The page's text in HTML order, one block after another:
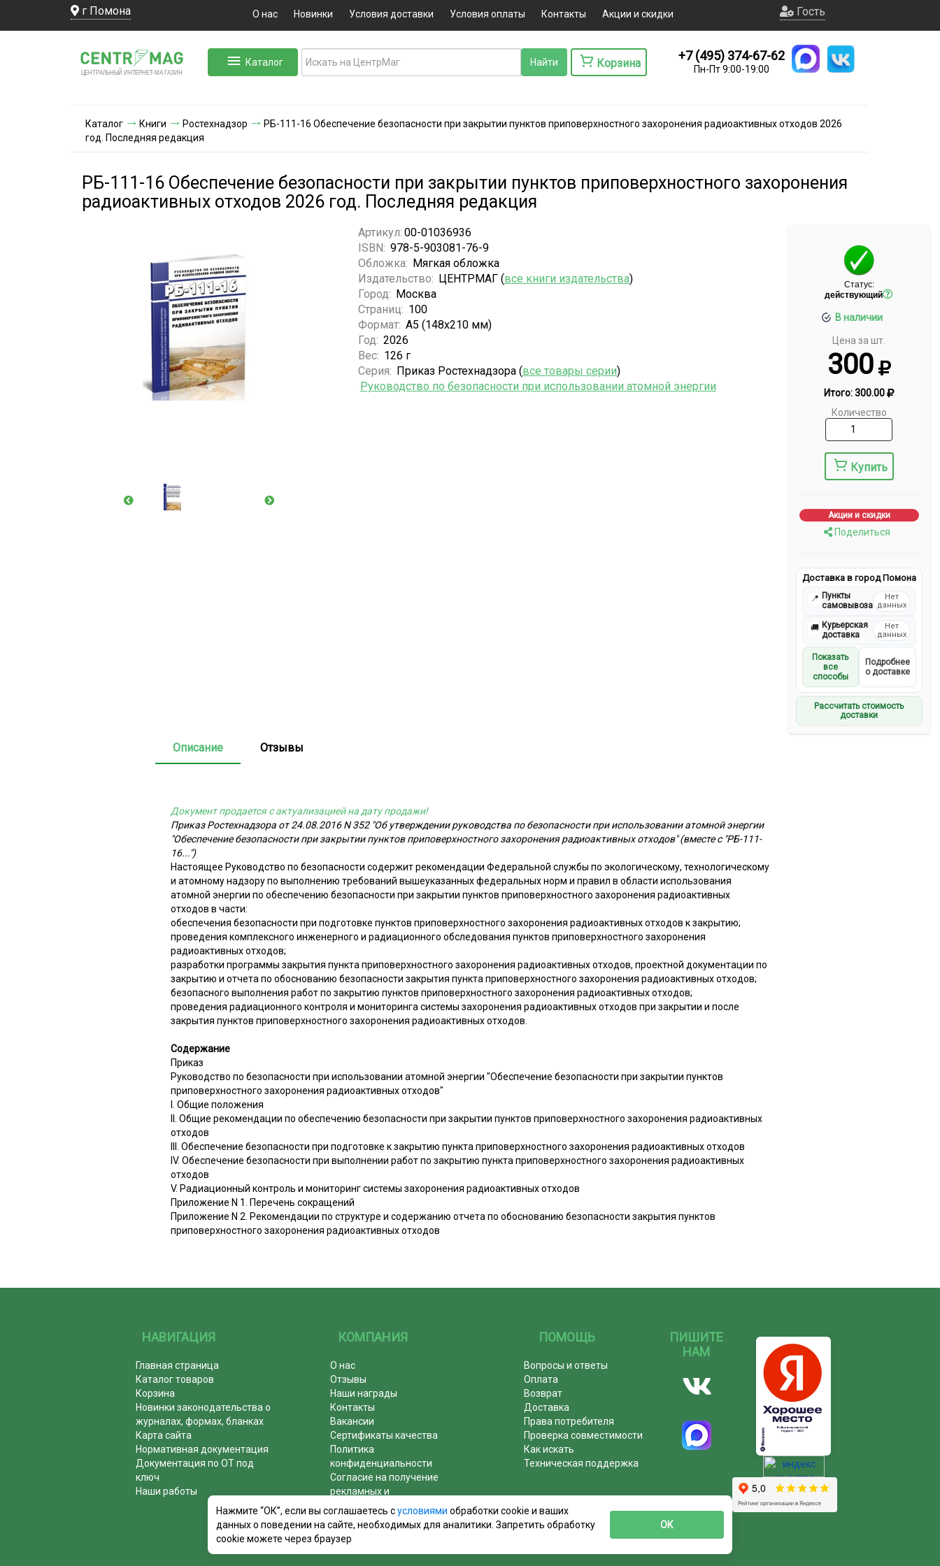
г Помона О нас Новинки Условия доставки Условия оплаты Контакты Акции и скидки Гость
ЦЕНТРАЛЬНЫЙ ИНТЕРНЕТ-МА ГАЗИН
Каталог Корзина
+7 (495) 374-67-62
Пн-Пт 9:00-19:00
Каталог Книги Ростехнадзор
РБ-111-16 Обеспечение безопасности при закрытии пунктов приповерхностного захоронения радиоактивных отходов 2026
год. Последняя редакция
РБ-111-16 Обеспечение безопасности при закрытии пунктов приповерхностного захоронения
радиоактивных отходов 2026 год. Последняя редакция
Статус:
действующий
В наличии
Цена за шт.
300
Итого:300.00
Количество
Купить
Акции и скидки
Поделиться
Доставка в город Помона
📍 Пункты
самовывоза
Нет
данных
🚚 Курьерская
доставка
Нет
данных
Показать
все
способы
Подробнее
о доставке
Рассчитать стоимость
доставки
Артикул: 00-01036936
ISBN: 978-5-903081-76-9
Обложка: Мягкая обложка
Издательство: ЦЕНТРМАГ (все книги издательства)
Город: Москва
Страниц: 100
Формат: А5 (148x210 мм)
Год: 2026
Вес: 126 г
Серия: Приказ Ростехнадзора (все товары серии)
Руководство по безопасности при использовании атомной энергии
Описание Отзывы
Документ продается с актуализацией на дату продажи!
Приказ Ростехнадзора от 24.08.2016 N 352 "Об утверждении руководства по безопасности при использовании атомной энергии
"Обеспечение безопасности при закрытии пунктов приповерхностного захоронения радиоактивных отходов" (вместе с "РБ-111-
16...")
Настоящее Руководство по безопасности содержит рекомендации Федеральной службы по экологическому, технологическому
и атомному надзору по выполнению требований вышеуказанных федеральных норм и правил в области использования
атомной энергии по обеспечению безопасности при закрытии пунктов приповерхностного захоронения радиоактивных
отходов в части:
обеспечения безопасности при подготовке пунктов приповерхностного захоронения радиоактивных отходов к закрытию;
проведения комплексного инженерного и радиационного обследования пунктов приповерхностного захоронения
радиоактивных отходов;
разработки программы закрытия пункта приповерхностного захоронения радиоактивных отходов, проектной документации по
закрытию и отчета по обоснованию безопасности закрытия пункта приповерхностного захоронения радиоактивных отходов;
безопасного выполнения работ по закрытию пунктов приповерхностного захоронения радиоактивных отходов;
проведения радиационного контроля и мониторинга системы захоронения радиоактивных отходов при закрытии и после
закрытия пунктов приповерхностного захоронения радиоактивных отходов.
Содержание
Приказ
Руководство по безопасности при использовании атомной энергии "Обеспечение безопасности при закрытии пунктов
приповерхностного захоронения радиоактивных отходов"
I. Общие положения
II. Общие рекомендации по обеспечению безопасности при закрытии пунктов приповерхностного захоронения радиоактивных
отходов
III. Обеспечение безопасности при подготовке к закрытию пункта приповерхностного захоронения радиоактивных отходов
IV. Обеспечение безопасности при выполнении работ по закрытию пункта приповерхностного захоронения радиоактивных
отходов
V. Радиационный контроль и мониторинг системы захоронения радиоактивных отходов
Приложение N 1. Перечень сокращений
Приложение N 2. Рекомендации по структуре и содержанию отчета по обоснованию безопасности закрытия пунктов
приповерхностного захоронения радиоактивных отходов
НАВИГАЦИЯ
Главная страница
Каталог товаров
Корзина
Новинки законодательства о
журналах, формах, бланках
Карта сайта
Нормативная документация
Документация по ОТ под
ключ
Наши работы
КОМПАНИЯ
О нас
Отзывы
Наши награды
Контакты
Вакансии
Сертификаты качества
Политика
конфиденциальности
Согласие на получение
рекламных и
информационных рассылок
Почему журналы покупают у
ПОМОЩЬ
Вопросы и ответы
Оплата
Возврат
Доставка
Права потребителя
Проверка совместимости
Как искать
Техническая поддержка
ПИШИТЕ
НАМ
Нажмите “ОК”, если вы соглашаетесь сусловиями обработки cookie и ваших
данных о поведении на сайте, необходимых для аналитики. Запретить обработку
cookie можете через браузер
ОК